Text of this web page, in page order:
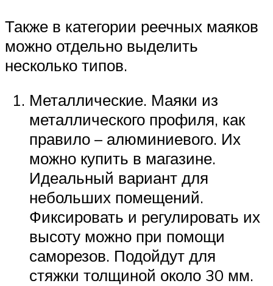
Также в категории реечных маяков
можно отдельно выделить
несколько типов.
Металлические. Маяки из
металлического профиля, как
правило – алюминиевого. Их
можно купить в магазине.
Идеальный вариант для
небольших помещений.
Фиксировать и регулировать их
высоту можно при помощи
саморезов. Подойдут для
стяжки толщиной около 30 мм.